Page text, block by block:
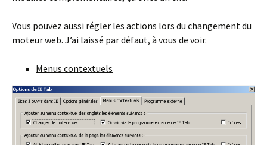
Vous pouvez aussi régler les actions lors du changement du
moteur web. J’ai laissé par défaut, à vous de voir.
Menus contextuels